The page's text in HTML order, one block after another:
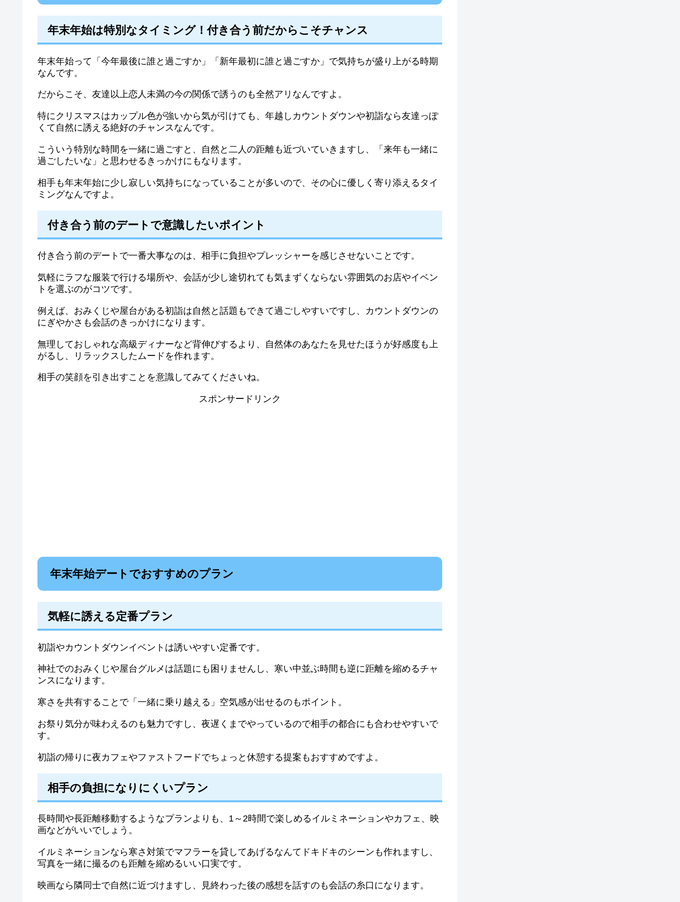
年末年始は特別なタイミング！付き合う前だからこそチャンス
年末年始って「今年最後に誰と過ごすか」「新年最初に誰と過ごすか」で気持ちが盛り上がる時期
なんです。
だからこそ、友達以上恋人未満の今の関係で誘うのも全然アリなんですよ。
特にクリスマスはカップル色が強いから気が引けても、年越しカウントダウンや初詣なら友達っぽ
くて自然に誘える絶好のチャンスなんです。
こういう特別な時間を一緒に過ごすと、自然と二人の距離も近づいていきますし、「来年も一緒に
過ごしたいな」と思わせるきっかけにもなります。
相手も年末年始に少し寂しい気持ちになっていることが多いので、その心に優しく寄り添えるタイ
ミングなんですよ。
付き合う前のデートで意識したいポイント
付き合う前のデートで一番大事なのは、相手に負担やプレッシャーを感じさせないことです。
気軽にラフな服装で行ける場所や、会話が少し途切れても気まずくならない雰囲気のお店やイベン
トを選ぶのがコツです。
例えば、おみくじや屋台がある初詣は自然と話題もできて過ごしやすいですし、カウントダウンの
にぎやかさも会話のきっかけになります。
無理しておしゃれな高級ディナーなど背伸びするより、自然体のあなたを見せたほうが好感度も上
がるし、リラックスしたムードを作れます。
相手の笑顔を引き出すことを意識してみてくださいね。
スポンサードリンク
年末年始デートでおすすめのプラン
気軽に誘える定番プラン
初詣やカウントダウンイベントは誘いやすい定番です。
神社でのおみくじや屋台グルメは話題にも困りませんし、寒い中並ぶ時間も逆に距離を縮めるチャ
ンスになります。
寒さを共有することで「一緒に乗り越える」空気感が出せるのもポイント。
お祭り気分が味わえるのも魅力ですし、夜遅くまでやっているので相手の都合にも合わせやすいで
す。
初詣の帰りに夜カフェやファストフードでちょっと休憩する提案もおすすめですよ。
相手の負担になりにくいプラン
長時間や長距離移動するようなプランよりも、1～2時間で楽しめるイルミネーションやカフェ、映
画などがいいでしょう。
イルミネーションなら寒さ対策でマフラーを貸してあげるなんてドキドキのシーンも作れますし、
写真を一緒に撮るのも距離を縮めるいい口実です。
映画なら隣同士で自然に近づけますし、見終わった後の感想を話すのも会話の糸口になります。